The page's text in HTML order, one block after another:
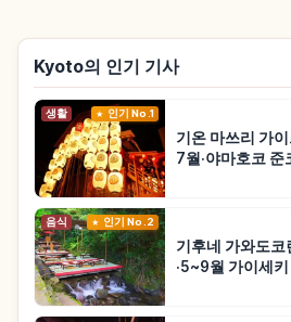
Kyoto의 인기 기사
생활 인기 No.1
기온 마쓰리 가
7월·야마호코 준
음식 인기 No.2
기후네 가와도코
·5~9월 가이세키